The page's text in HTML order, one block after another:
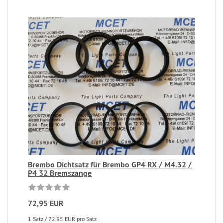
Brembo Dichtsatz für Brembo GP4 RX / M4.32 /
P4 32 Bremszange
72,95 EUR
1 Satz / 72,95 EUR pro Satz